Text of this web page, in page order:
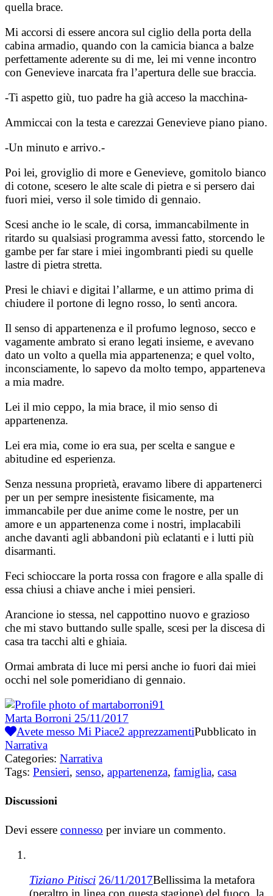
quella brace.
Mi accorsi di essere ancora sul ciglio della porta della
cabina armadio, quando con la camicia bianca a balze
perfettamente aderente su di me, lei mi venne incontro
con Genevieve inarcata fra l’apertura delle sue braccia.
-Ti aspetto giù, tuo padre ha già acceso la macchina-
Ammiccai con la testa e carezzai Genevieve piano piano.
-Un minuto e arrivo.-
Poi lei, groviglio di more e Genevieve, gomitolo bianco
di cotone, scesero le alte scale di pietra e si persero dai
fuori miei, verso il sole timido di gennaio.
Scesi anche io le scale, di corsa, immancabilmente in
ritardo su qualsiasi programma avessi fatto, storcendo le
gambe per far stare i miei ingombranti piedi su quelle
lastre di pietra stretta.
Presi le chiavi e digitai l’allarme, e un attimo prima di
chiudere il portone di legno rosso, lo sentì ancora.
Il senso di appartenenza e il profumo legnoso, secco e
vagamente ambrato si erano legati insieme, e avevano
dato un volto a quella mia appartenenza; e quel volto,
inconsciamente, lo sapevo da molto tempo, apparteneva
a mia madre.
Lei il mio ceppo, la mia brace, il mio senso di
appartenenza.
Lei era mia, come io era sua, per scelta e sangue e
abitudine ed esperienza.
Senza nessuna proprietà, eravamo libere di appartenerci
per un per sempre inesistente fisicamente, ma
immancabile per due anime come le nostre, per un
amore e un appartenenza come i nostri, implacabili
anche davanti agli abbandoni più eclatanti e i lutti più
disarmanti.
Feci schioccare la porta rossa con fragore e alla spalle di
essa chiusi a chiave anche i miei pensieri.
Arancione io stessa, nel cappottino nuovo e grazioso
che mi stavo buttando sulle spalle, scesi per la discesa di
casa tra tacchi alti e ghiaia.
Ormai ambrata di luce mi persi anche io fuori dai miei
occhi nel sole pomeridiano di gennaio.
Marta Borroni 25/11/2017
Avete messo Mi Piace2 apprezzamentiPubblicato in
Narrativa
Categories: Narrativa
Tags: Pensieri, senso, appartenenza, famiglia, casa
Discussioni
Devi essere connesso per inviare un commento.
Tiziano Pitisci 26/11/2017Bellissima la metafora